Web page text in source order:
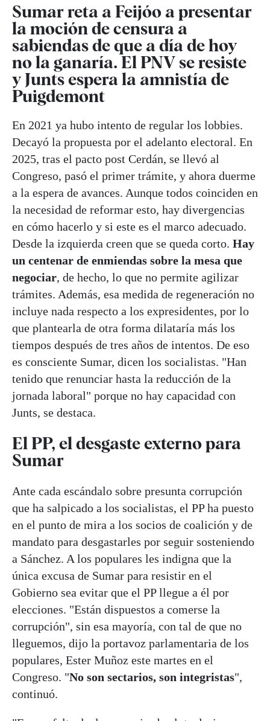
Sumar reta a Feijóo a presentar
la moción de censura a
sabiendas de que a día de hoy
no la ganaría. El PNV se resiste
y Junts espera la amnistía de
Puigdemont
En 2021 ya hubo intento de regular los lobbies.
Decayó la propuesta por el adelanto electoral. En
2025, tras el pacto post Cerdán, se llevó al
Congreso, pasó el primer trámite, y ahora duerme
a la espera de avances. Aunque todos coinciden en
la necesidad de reformar esto, hay divergencias
en cómo hacerlo y si este es el marco adecuado.
Desde la izquierda creen que se queda corto. Hay
un centenar de enmiendas sobre la mesa que
negociar, de hecho, lo que no permite agilizar
trámites. Además, esa medida de regeneración no
incluye nada respecto a los expresidentes, por lo
que plantearla de otra forma dilataría más los
tiempos después de tres años de intentos. De eso
es consciente Sumar, dicen los socialistas. "Han
tenido que renunciar hasta la reducción de la
jornada laboral" porque no hay capacidad con
Junts, se destaca.
El PP, el desgaste externo para
Sumar
Ante cada escándalo sobre presunta corrupción
que ha salpicado a los socialistas, el PP ha puesto
en el punto de mira a los socios de coalición y de
mandato para desgastarles por seguir sosteniendo
a Sánchez. A los populares les indigna que la
única excusa de Sumar para resistir en el
Gobierno sea evitar que el PP llegue a él por
elecciones. "Están dispuestos a comerse la
corrupción", sin esa mayoría, con tal de que no
lleguemos, dijo la portavoz parlamentaria de los
populares, Ester Muñoz este martes en el
Congreso. "No son sectarios, son integristas",
continuó.